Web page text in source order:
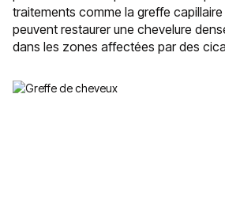
traitements comme la greffe
peuvent restaurer une chevelure
dans les zones affectées par des